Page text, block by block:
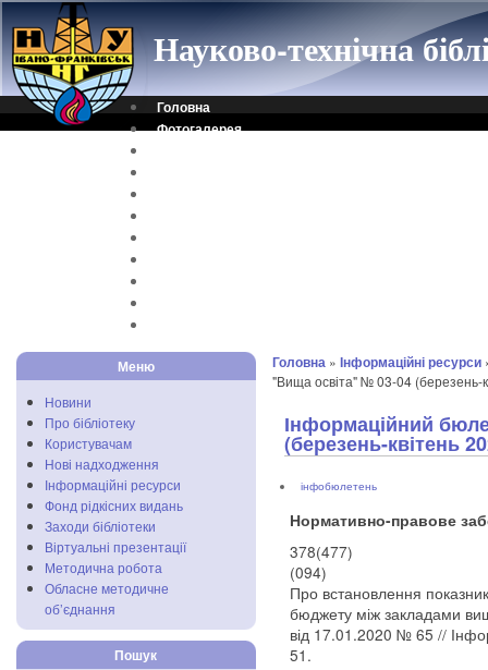
Науково-технічна
Головна
Фотогалерея
Меню
Новини
Про бібліотеку
Користувачам
Нові надходження
Інформаційні ресурси
Фонд рідкісних видань
Заходи бібліотеки
Віртуальні презентації
Методична робота
Обласне методичне
об’єднання
Пошук
Головна » Інформаційні ресурси
"Вища освіта" № 03-04 (березень-
Інформаційний
(березень-квітень
інфобюлетень
Нормативно-правове
378(477)
(094)
Про встановлення
бюджету між закладами
від 17.01.2020 № 65 //
51.